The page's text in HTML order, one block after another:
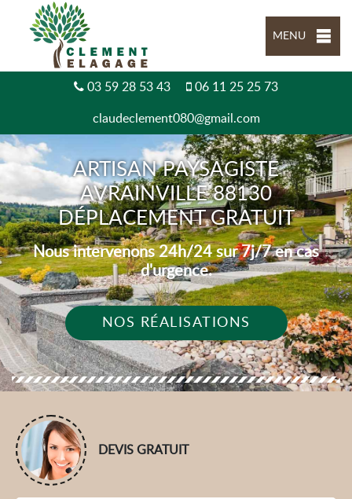
MENU
03 59 28 53 43 06 11 25 25 73
claudeclement080@gmail.com
ARTISAN PAYSAGISTE
AVRAINVILLE 88130
DÉPLACEMENT GRATUIT
Nous intervenons 24h/24 sur 7j/7 en cas
d'urgence.
NOS RÉALISATIONS
DEVIS GRATUIT